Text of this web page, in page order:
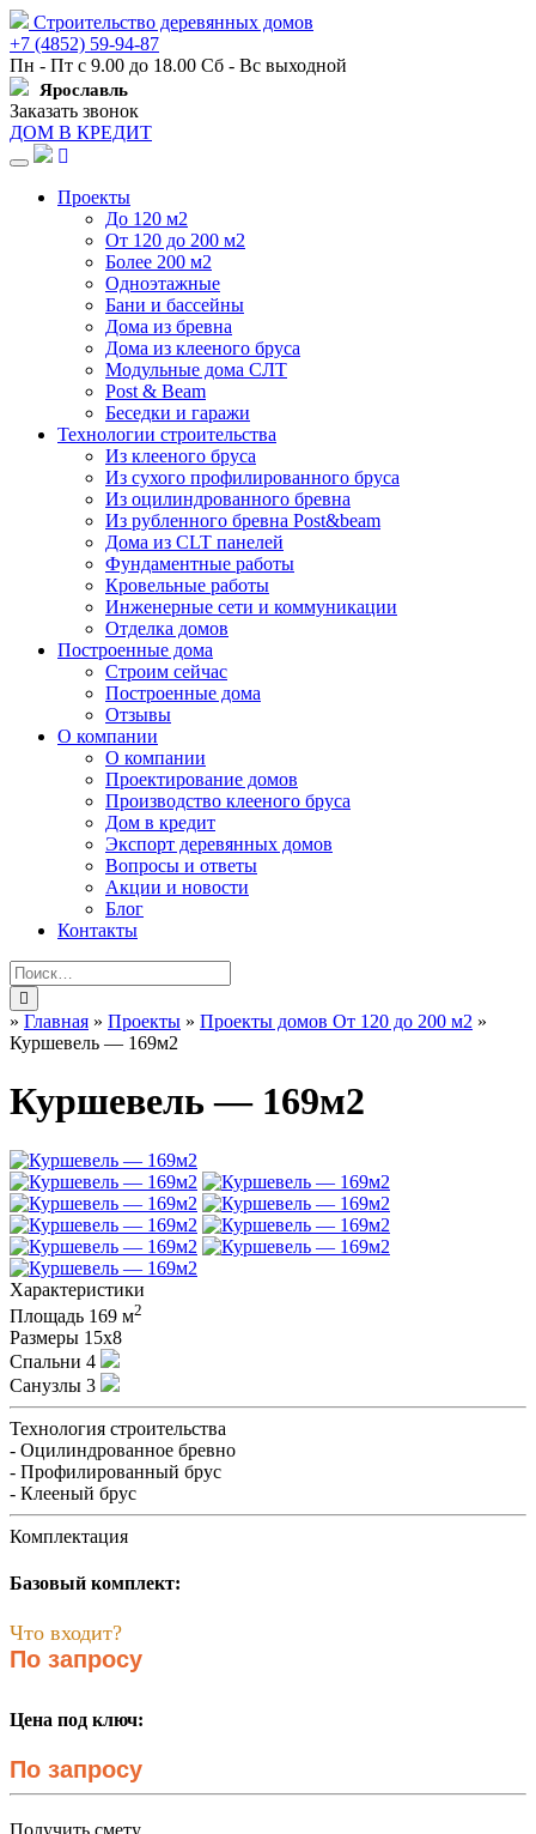
Строительство деревянных домов
+7 (4852) 59-94-87
Пн - Пт с 9.00 до 18.00 Сб - Вс выходной
Ярославль
Заказать звонок
ДОМ В КРЕДИТ
Навигация
Проекты
До 120 м2
От 120 до 200 м2
Более 200 м2
Одноэтажные
Бани и бассейны
Дома из бревна
Дома из клееного бруса
Модульные дома СЛТ
Post & Beam
Беседки и гаражи
Технологии строительства
Из клееного бруса
Из сухого профилированного бруса
Из оцилиндрованного бревна
Из рубленного бревна Post&beam
Дома из CLT панелей
Фундаментные работы
Кровельные работы
Инженерные сети и коммуникации
Отделка домов
Построенные дома
Строим сейчас
Построенные дома
Отзывы
О компании
О компании
Проектирование домов
Производство клееного бруса
Дом в кредит
Экспорт деревянных домов
Вопросы и ответы
Акции и новости
Блог
Контакты
» Главная » Проекты » Проекты домов От 120 до 200 м2 »
Куршевель — 169м2
Куршевель — 169м2
Характеристики
Площадь 169 м2
Размеры 15х8
Спальни 4
Санузлы 3
Технология строительства
- Оцилиндрованное бревно
- Профилированный брус
- Клееный брус
Комплектация
Базовый комплект:
Что входит?
По запросу
Цена под ключ:
По запросу
Получить смету